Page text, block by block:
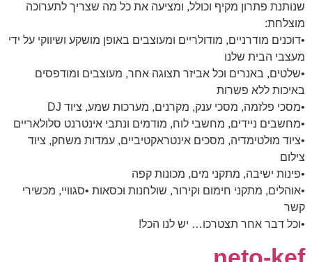
שנותנת פתרון מקיף וכולל, ומציעה את כל מה שצריך לתערוכה
מוצלחת:
•דוכנים מודרניים, מודולריים ומעוצבים באופן מושקע ושיווקי על ידי
מעצבי הבית שלנו
•שלטים, באנרים וכל אביזר תצוגה אחר, מעוצבים ומודפסים
באיכות ללא פשרות
•מסכי פלזמה, מסכי ענק, מקרנים, מערכות שמע, ציוד DJ
•מחשבים ניידים, מחשבי לוח, מודמים ונתבי אינטרנט סלולאריים
•ציוד מולטימדיה, מסכים אינטראקטיביים, עמדות משחק, ציוד
צילום
•פינות ישיבה, מתקני מים, מכונות קפה
•אוהלים, מתקני חימום וקירור, שולחנות וכסאות •סגוויי, מכשירי
קשר
•וכל דבר אחר תצטרכו… יש לנו הכל!